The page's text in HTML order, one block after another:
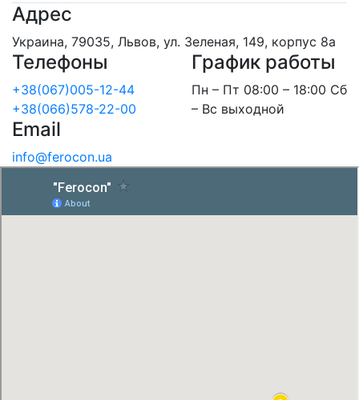
Адрес
Украина, 79035, Львов, ул. Зеленая, 149, корпус 8а
Телефоны
+38(067)005-12-44
+38(066)578-22-00
График работы
Пн – Пт 08:00 – 18:00 Сб
– Вс выходной
Email
info@ferocon.ua